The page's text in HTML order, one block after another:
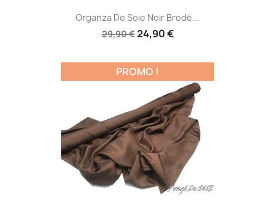
Organza De Soie Noir Brodé...
29,90 €24,90 €
PROMO !